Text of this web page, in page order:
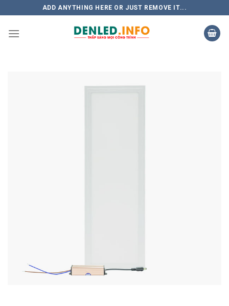
to
content
ADD ANYTHING HERE OR JUST REMOVE IT...